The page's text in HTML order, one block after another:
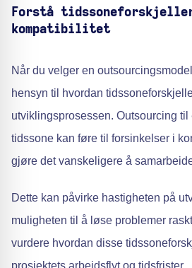
Forstå
kompatibilitet
Når du velger en
hensyn til hvordan
utviklingsprosessen. Outsourcing til
tidssone kan føre til forsinkelser i
gjøre det vanskeligere å
Dette kan påvirke hastigheten på
muligheten til å løse problemer
vurdere hvordan disse
prosjektets arbeidsflyt og tidsfrister.